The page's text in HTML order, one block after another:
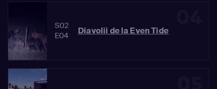
S02
E04
Diavolii de la Even Tide